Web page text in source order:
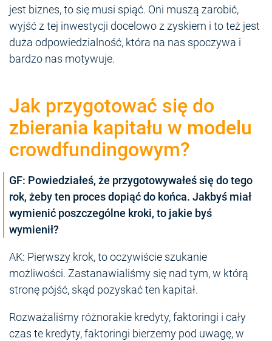
jest biznes, to się musi spiąć. Oni muszą zarobić,
wyjść z tej inwestycji docelowo z zyskiem i to też jest
duża odpowiedzialność, która na nas spoczywa i
bardzo nas motywuje.
Jak przygotować się do
zbierania kapitału w modelu
crowdfundingowym?
GF: Powiedziałeś, że przygotowywałeś się do tego
rok, żeby ten proces dopiąć do końca. Jakbyś miał
wymienić poszczególne kroki, to jakie byś
wymienił?
AK: Pierwszy krok, to oczywiście szukanie
możliwości. Zastanawialiśmy się nad tym, w którą
stronę pójść, skąd pozyskać ten kapitał.
Rozważaliśmy różnorakie kredyty, faktoringi i cały
czas te kredyty, faktoringi bierzemy pod uwagę, w